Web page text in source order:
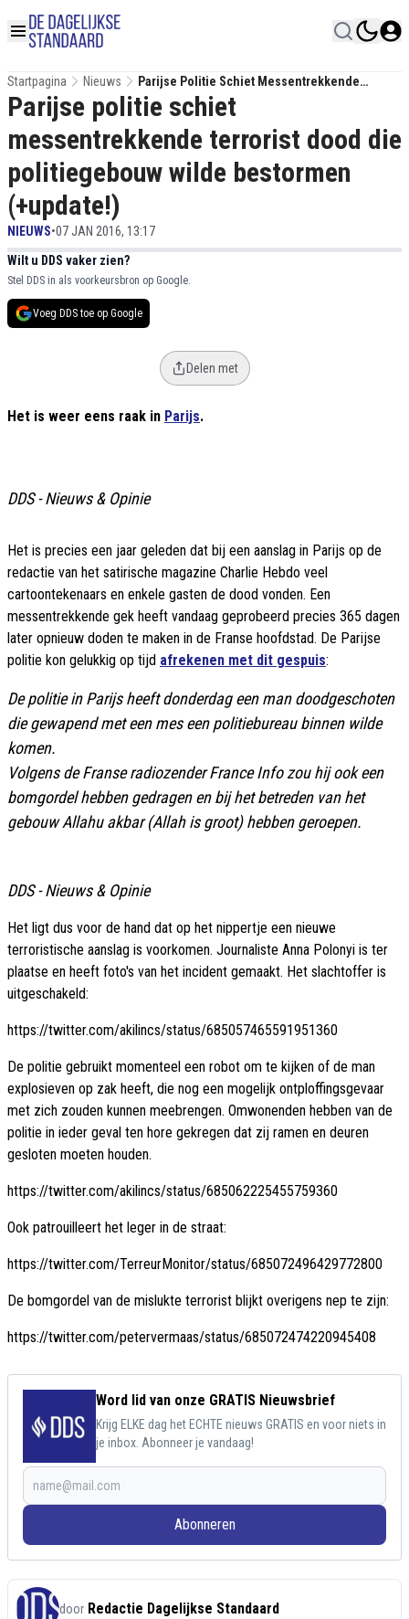
Startpagina Nieuws
Parijse Politie Schiet Messentrekkende
Terrorist Dood Die Politiegebouw Wilde
Bestormen (+update!)
Parijse politie schiet
messentrekkende terrorist dood die
politiegebouw wilde bestormen
(+update!)
NIEUWS•07 JAN 2016, 13:17
Wilt u DDS vaker zien?
Stel DDS in als voorkeursbron op Google.
Voeg DDS toe op Google
Delen met
Het is weer eens raak in Parijs.
DDS - Nieuws & Opinie
Het is precies een jaar geleden dat bij een aanslag in Parijs op de
redactie van het satirische magazine Charlie Hebdo veel
cartoontekenaars en enkele gasten de dood vonden. Een
messentrekkende gek heeft vandaag geprobeerd precies 365 dagen
later opnieuw doden te maken in de Franse hoofdstad. De Parijse
politie kon gelukkig op tijd afrekenen met dit gespuis:
De politie in Parijs heeft donderdag een man doodgeschoten
die gewapend met een mes een politiebureau binnen wilde
komen.
Volgens de Franse radiozender France Info zou hij ook een
bomgordel hebben gedragen en bij het betreden van het
gebouw Allahu akbar (Allah is groot) hebben geroepen.
DDS - Nieuws & Opinie
Het ligt dus voor de hand dat op het nippertje een nieuwe
terroristische aanslag is voorkomen. Journaliste Anna Polonyi is ter
plaatse en heeft foto's van het incident gemaakt. Het slachtoffer is
uitgeschakeld:
https://twitter.com/akilincs/status/685057465591951360
De politie gebruikt momenteel een robot om te kijken of de man
explosieven op zak heeft, die nog een mogelijk ontploffingsgevaar
met zich zouden kunnen meebrengen. Omwonenden hebben van de
politie in ieder geval ten hore gekregen dat zij ramen en deuren
gesloten moeten houden.
https://twitter.com/akilincs/status/685062225455759360
Ook patrouilleert het leger in de straat:
https://twitter.com/TerreurMonitor/status/685072496429772800
De bomgordel van de mislukte terrorist blijkt overigens nep te zijn:
https://twitter.com/petervermaas/status/685072474220945408
Word lid van onze GRATIS Nieuwsbrief
Krijg ELKE dag het ECHTE nieuws GRATIS en voor niets in
je inbox. Abonneer je vandaag!
Abonneren
door Redactie Dagelijkse Standaard